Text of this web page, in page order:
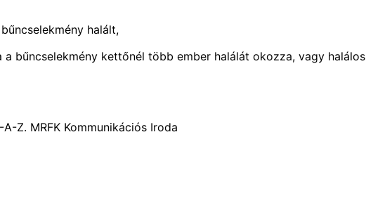
halált,
bűncselekmény kettőnél több ember halálát okozza, vagy halálos
Z. MRFK Kommunikációs Iroda